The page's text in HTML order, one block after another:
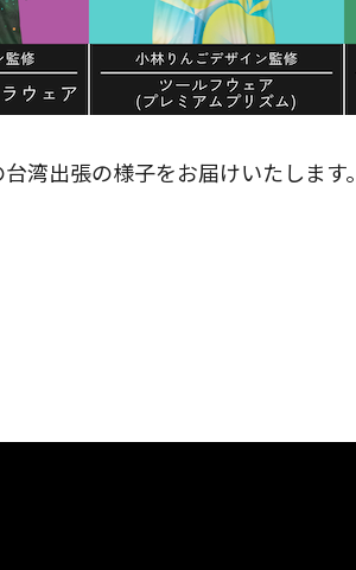
湾出張の様子をお届けいたします。